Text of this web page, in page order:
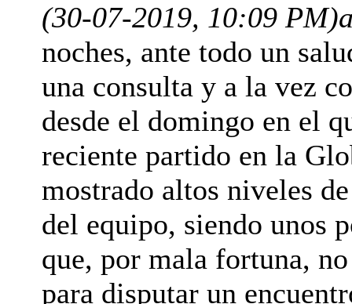
(30-07-2019, 10:09 PM)
noches, ante todo un
una consulta y a la vez
desde el domingo en el
reciente partido en la
mostrado altos niveles
del equipo, siendo unos
que, por mala fortuna,
para disputar un